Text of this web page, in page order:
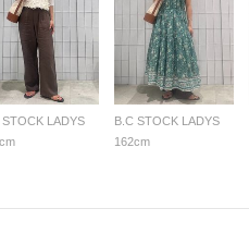
STOCK LADYS
B.C STOCK LADYS
162cm